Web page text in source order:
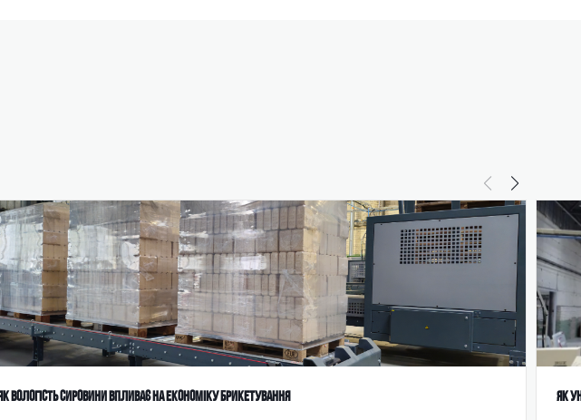
ВОЛОГІСТЬ СИРОВИНИ ВПЛИВАЄ НА ЕКОНОМІКУ БРИКЕТУВАННЯ ЯК